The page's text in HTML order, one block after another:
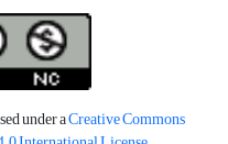
under aCreative Commons